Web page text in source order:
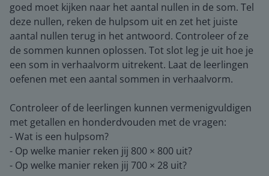
goed moet kijken naar het aantal nullen in de som. Tel
deze nullen, reken de hulpsom uit en zet het juiste
aantal nullen terug in het antwoord. Controleer of ze
de sommen kunnen oplossen. Tot slot leg je uit hoe je
een som in verhaalvorm uitrekent. Laat de leerlingen
oefenen met een aantal sommen in verhaalvorm.
Controleer of de leerlingen kunnen vermenigvuldigen
met getallen en honderdvouden met de vragen:
- Wat is een hulpsom?
- Op welke manier reken jij 800 × 800 uit?
- Op welke manier reken jij 700 × 28 uit?